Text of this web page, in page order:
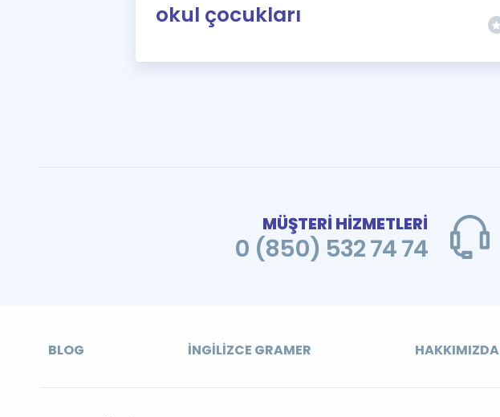
okul çocukları
MÜŞTERİ HİZMETLERİ
0 (850) 532 74 74
BLOG İNGILIZCE GRAMER HAKKIMIZDA